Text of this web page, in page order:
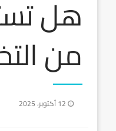
هل
من
نُشر
12 أكتوبر، 2025